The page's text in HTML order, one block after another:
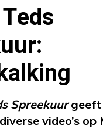
Spreekuurgeeft
video’s op